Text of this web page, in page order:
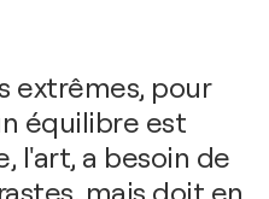
extrêmes, pour
équilibre est
l'art, a besoin de